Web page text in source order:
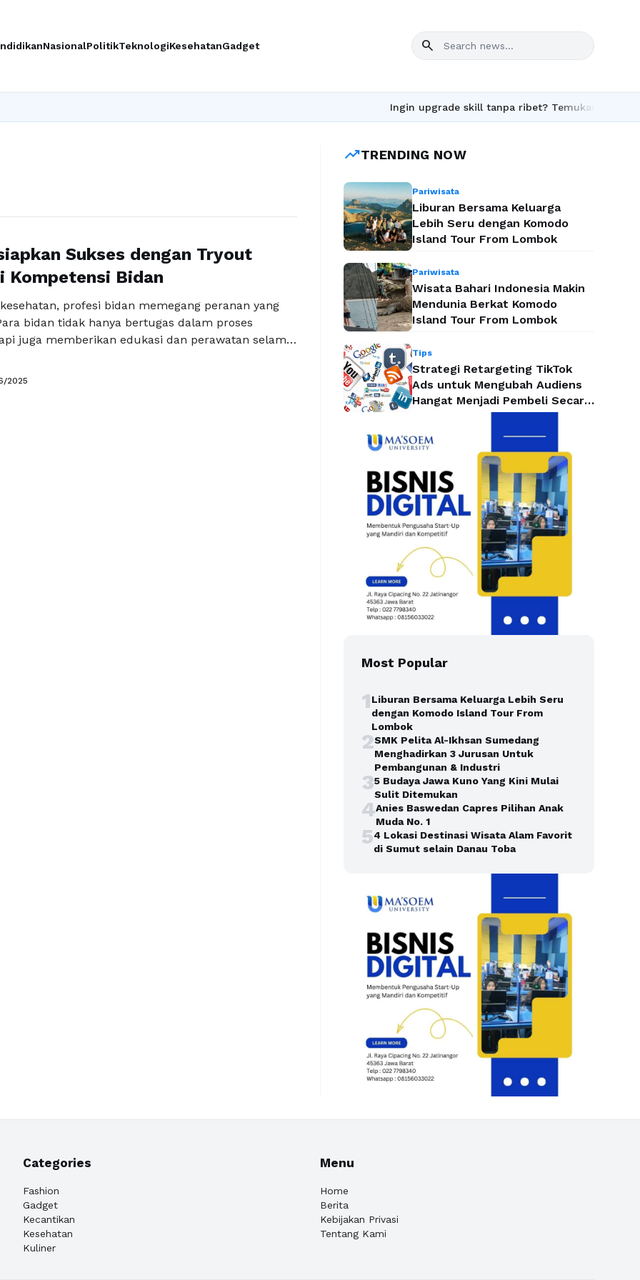
NasionalPolitikTeknologiKesehatanGadget search
Ingin upgrade skill tanpa ribet? Temukan kelas seru
Sukses dengan Tryout
Kompetensi Bidan
profesi bidan memegang peranan yang
bidan tidak hanya bertugas dalam proses
juga memberikan edukasi dan perawatan selama
keterampilan dan pengetahuan yang memadai,
2025
trending_upTRENDING NOW
Pariwisata
Liburan Bersama Keluarga
Lebih Seru dengan Komodo
Island Tour From Lombok
Pariwisata
Wisata Bahari Indonesia Makin
Mendunia Berkat Komodo
Island Tour From Lombok
Tips
Strategi Retargeting TikTok
Ads untuk Mengubah Audiens
Hangat Menjadi Pembeli Secara
Most Popular
1Liburan Bersama Keluarga Lebih Seru
dengan Komodo Island Tour From
Lombok
2SMK Pelita Al-Ikhsan Sumedang
Menghadirkan 3 Jurusan Untuk
Pembangunan & Industri
35 Budaya Jawa Kuno Yang Kini Mulai
Sulit Ditemukan
4Anies Baswedan Capres Pilihan Anak
Muda No. 1
54 Lokasi Destinasi Wisata Alam Favorit
di Sumut selain Danau Toba
Categories
Fashion
Gadget
Kecantikan
Kesehatan
Kuliner
Menu
Home
Berita
Kebijakan Privasi
Tentang Kami